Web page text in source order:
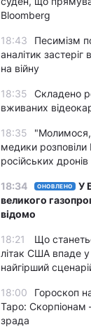
Bloomberg
18:43
Песимізм
аналітик
на війну
18:35
Складено
вживаних
18:35
"Молимося,
медики
російських дронів
18:34 ОНОВЛЕНО
У
великого
відомо
18:21
Що
літак США впаде
найгірший
18:00
Гороскоп
Таро: Скорпіонам
зрада